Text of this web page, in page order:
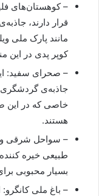
– کوهستان‌های
قرار دارند،
مانند پارک ملی
کوپر پدی در این
– صحرای سفید:
جاذبه‌ی
خاصی که در این
هستند.
– سواحل شرقی و
طبیعی خیره
بسیار محبوبی
– باغ ملی